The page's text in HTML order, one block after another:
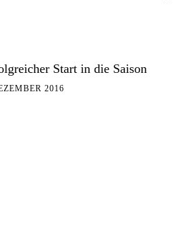
Start in die Saison
2016